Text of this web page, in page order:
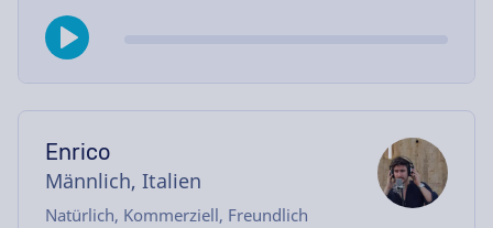
Enrico
Männlich, Italien
Natürlich, Kommerziell, Freundlich